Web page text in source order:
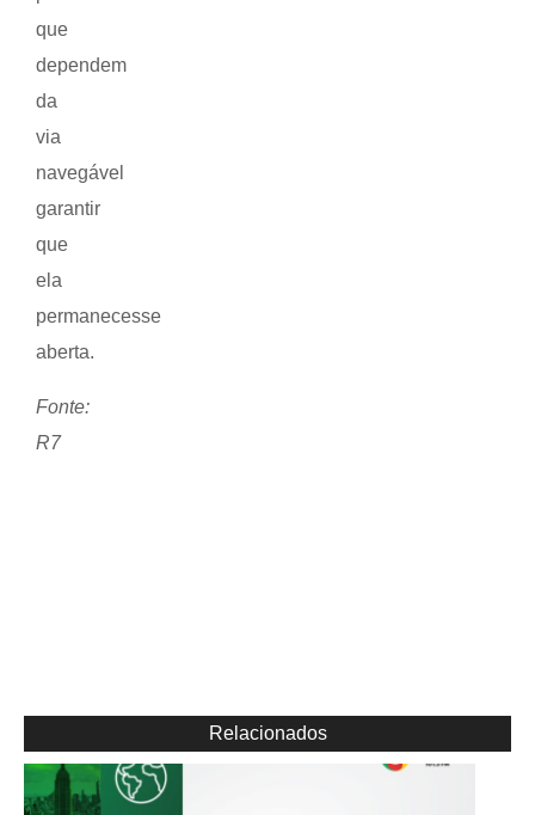
que
dependem
da
via
navegável
garantir
que
ela
permanecesse
aberta.
Fonte:
R7
Relacionados